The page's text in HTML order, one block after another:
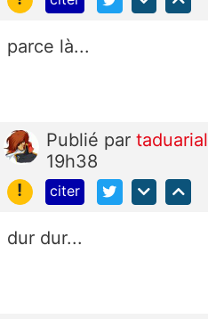
parce là...
Publié par taduarial
19h38
!
citer
dur dur...